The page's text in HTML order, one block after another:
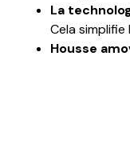
La
Cela
Housse